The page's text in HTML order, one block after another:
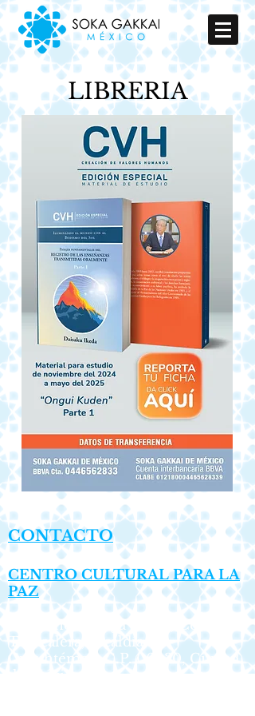
LIBRERIA
CONTACTO
CENTRO CULTURAL PARA LA
PAZ
Ponciano Arriaga No. 17, Colonia
Tabacalera, Alcaldía
Cuauhtémoc,C.P. 06030, Ciudad
de México.